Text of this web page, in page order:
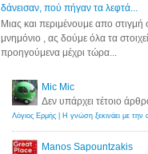
δάνεισαν, πού πήγαν τα λεφτά...
Μιας και περιμένουμε απο στιγμή
μνημόνιο , ας δούμε όλα τα
προηγούμενα μέχρι τώρα...
Mic Mic
Δεν υπάρχει τέτοιο
Manos Sapountzakis